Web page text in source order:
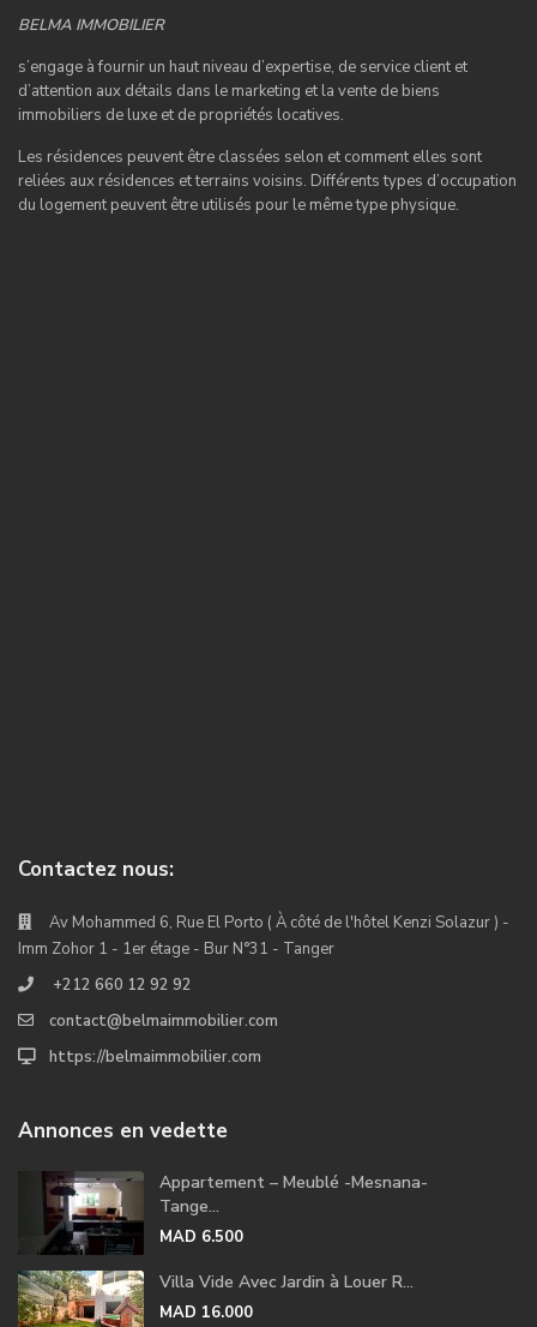
BELMA IMMOBILIER
s’engage à fournir un haut niveau d’expertise, de service client et
d’attention aux détails dans le marketing et la vente de biens
immobiliers de luxe et de propriétés locatives.
Les résidences peuvent être classées selon et comment elles sont
reliées aux résidences et terrains voisins. Différents types d’occupation
du logement peuvent être utilisés pour le même type physique.
Contactez nous:
Av Mohammed 6, Rue El Porto ( À côté de l'hôtel Kenzi Solazur ) -
Imm Zohor 1 - 1er étage - Bur N°31 - Tanger
+212 660 12 92 92
contact@belmaimmobilier.com
https://belmaimmobilier.com
Annonces en vedette
Appartement – Meublé -Mesnana-
Tange...
MAD 6.500
Villa Vide Avec Jardin à Louer R...
MAD 16.000